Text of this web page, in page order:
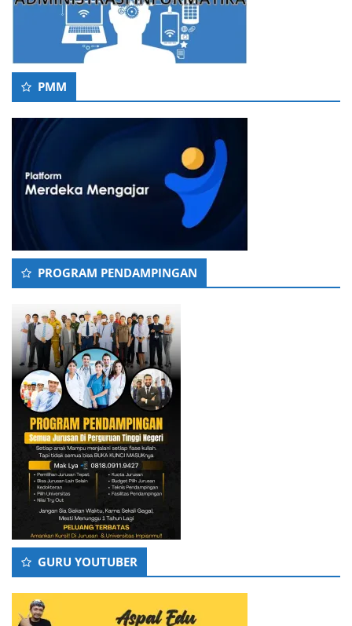
PMM
PROGRAM PENDAMPINGAN
GURU YOUTUBER